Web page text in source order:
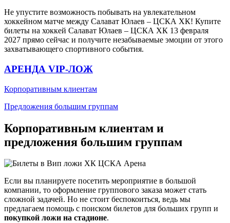
Не упустите возможность побывать на увлекательном
хоккейном матче между Салават Юлаев – ЦСКА ХК! Купите
билеты на хоккей Салават Юлаев – ЦСКА ХК 13 февраля
2027 прямо сейчас и получите незабываемые эмоции от этого
захватывающего спортивного события.
АРЕНДА VIP-ЛОЖ
Корпоративным клиентам
Предложения большим группам
Корпоративным клиентам и
предложения большим группам
Если вы планируете посетить мероприятие в большой
компании, то оформление группового заказа может стать
сложной задачей. Но не стоит беспокоиться, ведь мы
предлагаем помощь с поиском билетов для больших групп и
покупкой ложи на стадионе.